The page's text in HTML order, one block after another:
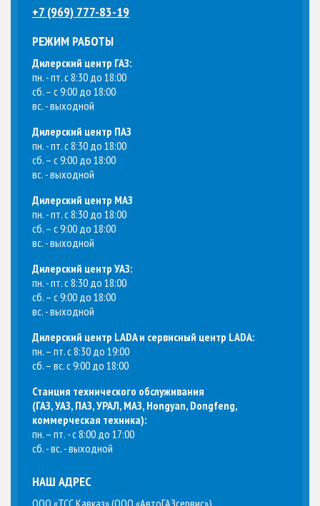
+7 (969) 777-83-19
РЕЖИМ РАБОТЫ
Дилерский центр ГАЗ:
пн. - пт. с 8:30 до 18:00
сб. – с 9:00 до 18:00
вс. - выходной
Дилерский центр ПАЗ
пн. - пт. с 8:30 до 18:00
сб. – с 9:00 до 18:00
вс. - выходной
Дилерский центр МАЗ
пн. - пт. с 8:30 до 18:00
сб. – с 9:00 до 18:00
вс. - выходной
Дилерский центр УАЗ:
пн. - пт. с 8:30 до 18:00
сб. – с 9:00 до 18:00
вс. - выходной
Дилерский центр LADA и сервисный центр LADA:
пн. – пт. с 8:30 до 19:00
сб. – вс. с 9:00 до 18:00
Станция технического обслуживания
(ГАЗ, УАЗ, ПАЗ, УРАЛ, МАЗ, Hongyan, Dongfeng,
коммерческая техника):
пн. – пт. - с 8:00 до 17:00
сб. - вс. - выходной
НАШ АДРЕС